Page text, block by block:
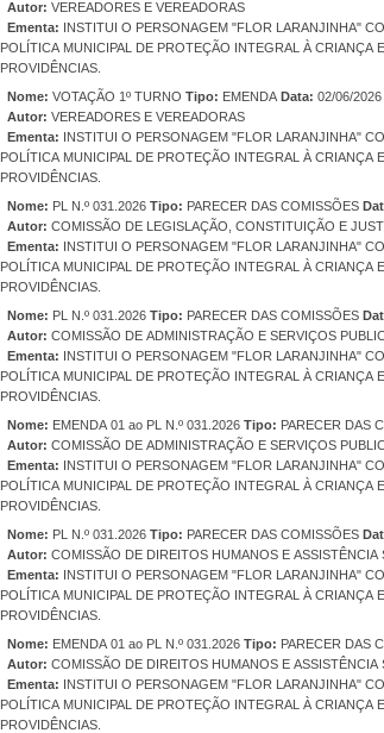
Autor: VEREADORES E VEREADORAS
Ementa: INSTITUI O PERSONAGEM "FLOR LARANJINHA"
POLÍTICA MUNICIPAL DE PROTEÇÃO INTEGRAL À
PROVIDÊNCIAS.
Nome: VOTAÇÃO 1º TURNO Tipo: EMENDA Data: 02/06/2026
Autor: VEREADORES E VEREADORAS
Ementa: INSTITUI O PERSONAGEM "FLOR LARANJINHA"
POLÍTICA MUNICIPAL DE PROTEÇÃO INTEGRAL À
PROVIDÊNCIAS.
Nome: PL N.º 031.2026 Tipo: PARECER DAS COMISSÕES
Autor: COMISSÃO DE LEGISLAÇÃO, CONSTITUIÇÃO E
Ementa: INSTITUI O PERSONAGEM "FLOR LARANJINHA"
POLÍTICA MUNICIPAL DE PROTEÇÃO INTEGRAL À
PROVIDÊNCIAS.
Nome: PL N.º 031.2026 Tipo: PARECER DAS COMISSÕES
Autor: COMISSÃO DE ADMINISTRAÇÃO E SERVIÇOS
Ementa: INSTITUI O PERSONAGEM "FLOR LARANJINHA"
POLÍTICA MUNICIPAL DE PROTEÇÃO INTEGRAL À
PROVIDÊNCIAS.
Nome: EMENDA 01 ao PL N.º 031.2026 Tipo: PARECER DAS
Autor: COMISSÃO DE ADMINISTRAÇÃO E SERVIÇOS
Ementa: INSTITUI O PERSONAGEM "FLOR LARANJINHA"
POLÍTICA MUNICIPAL DE PROTEÇÃO INTEGRAL À
PROVIDÊNCIAS.
Nome: PL N.º 031.2026 Tipo: PARECER DAS COMISSÕES
Autor:
COMISSÃO DE DIREITOS HUMANOS E
Ementa: INSTITUI O PERSONAGEM "FLOR LARANJINHA"
POLÍTICA MUNICIPAL DE PROTEÇÃO INTEGRAL À
PROVIDÊNCIAS.
Nome: EMENDA 01 ao PL N.º 031.2026 Tipo: PARECER DAS
Autor: COMISSÃO DE DIREITOS HUMANOS E ASSISTÊNCIA
Ementa: INSTITUI O PERSONAGEM "FLOR LARANJINHA"
POLÍTICA MUNICIPAL DE PROTEÇÃO INTEGRAL À
PROVIDÊNCIAS.